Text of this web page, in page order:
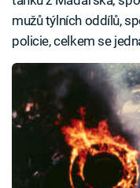
mužů týlních oddílů,
policie, celkem se